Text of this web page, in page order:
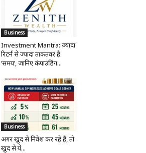
Business
Investment Mantra: ज्यादा
रिटर्न से ज्यादा ताकतवर है
‘समय’, जानिए कंपाउंडिंग...
Business
अगर खुद से निवेश कर रहे हैं, तो
खुद से ये...